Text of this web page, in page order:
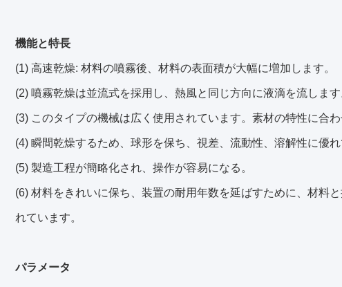
機能と特長
(1) 高速乾燥: 材料の噴霧後、材料の表面積が大幅に増加します。
(2) 噴霧乾燥は並流式を採用し、熱風と同じ方向に液滴を流します
(3) このタイプの機械は広く使用されています。素材の特性に合
(4) 瞬間乾燥するため、球形を保ち、視差、流動性、溶解性に優れ
(5) 製造工程が簡略化され、操作が容易になる。
(6) 材料をきれいに保ち、装置の耐用年数を延ばすために、材料
れています。
パラメータ